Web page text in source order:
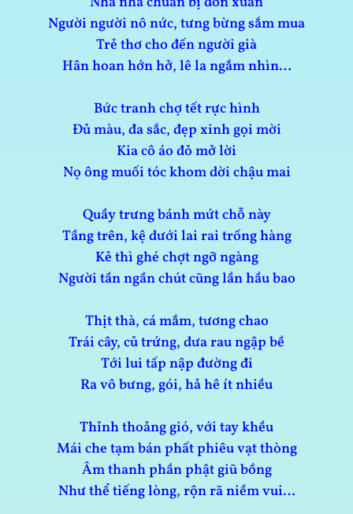
Người người nô nức, tưng bừng sắm mua
Trẻ thơ cho đến người già
Hân hoan hớn hở, lê la ngắm nhìn…
Bức tranh chợ tết rực hình
Đủ màu, đa sắc, đẹp xinh gọi mời
Kia cô áo đỏ mở lời
Nọ ông muối tóc khom dời chậu mai
Quầy trưng bánh mứt chỗ này
Tầng trên, kệ dưới lai rai trống hàng
Kẻ thì ghé chợt ngỡ ngàng
Người tần ngần chút cũng lần hầu bao
Thịt thà, cá mắm, tương chao
Trái cây, củ trứng, dưa rau ngập bề
Tới lui tấp nập đường đi
Ra vô bưng, gói, hả hê ít nhiều
Thỉnh thoảng gió, với tay khều
Mái che tạm bán phất phiêu vạt thòng
Âm thanh phần phật giũ bồng
Như thể tiếng lòng, rộn rã niềm vui…